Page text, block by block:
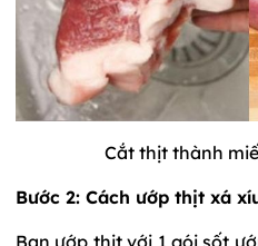
Cắt thịt thành
Bước 2: Cách ướp thịt xá